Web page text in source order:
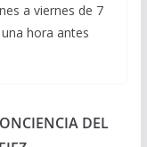
a viernes de 7
hora antes
DEL